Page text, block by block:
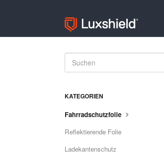
KATEGORIEN
Fahrradschutzfolie
Reflektierende Folie
Ladekantenschutz